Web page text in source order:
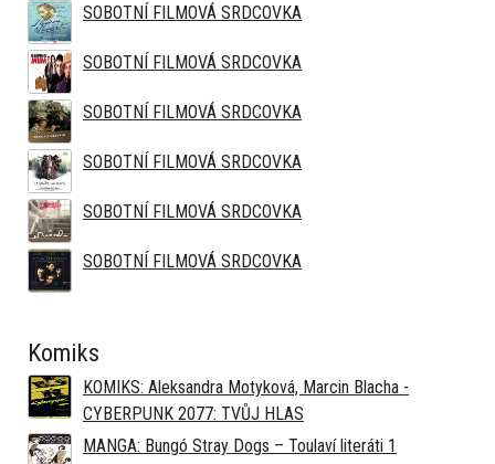
SOBOTNÍ FILMOVÁ SRDCOVKA
SOBOTNÍ FILMOVÁ SRDCOVKA
SOBOTNÍ FILMOVÁ SRDCOVKA
SOBOTNÍ FILMOVÁ SRDCOVKA
SOBOTNÍ FILMOVÁ SRDCOVKA
SOBOTNÍ FILMOVÁ SRDCOVKA
Komiks
KOMIKS: Aleksandra Motyková, Marcin Blacha -
CYBERPUNK 2077: TVŮJ HLAS
MANGA: Bungó Stray Dogs – Toulaví literáti 1